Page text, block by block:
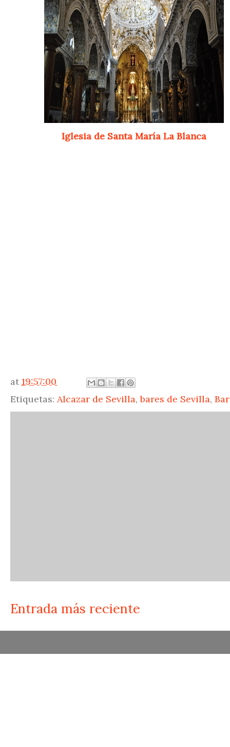
Iglesia de Santa María La Blanca
at 19:57:00
Etiquetas: Alcazar de Sevilla,bares de Sevilla,
Entrada más reciente